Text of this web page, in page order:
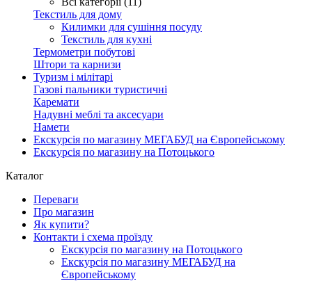
Текстиль для дому
Килимки для сушіння посуду
Текстиль для кухні
Термометри побутові
Штори та карнизи
Туризм і мілітарі
Газові пальники туристичні
Каремати
Надувні меблі та аксесуари
Намети
Екскурсія по магазину МЕГАБУД на Європейському
Екскурсія по магазину на Потоцького
Каталог
Переваги
Про магазин
Як купити?
Контакти і схема проїзду
Екскурсія по магазину на Потоцького
Екскурсія по магазину МЕГАБУД на
Європейському